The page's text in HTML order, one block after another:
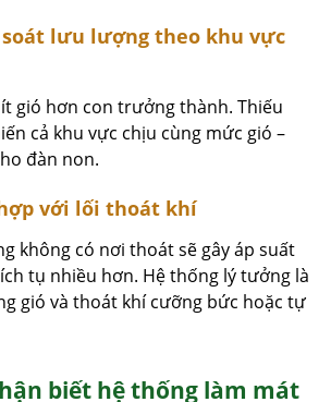
soát lưu lượng theo khu vực
gió hơn con trưởng thành. Thiếu
cả khu vực chịu cùng mức gió –
đàn non.
với lối thoát khí
không có nơi thoát sẽ gây áp suất
tụ nhiều hơn. Hệ thống lý tưởng là
gió và thoát khí cưỡng bức hoặc tự
biết hệ thống làm mát